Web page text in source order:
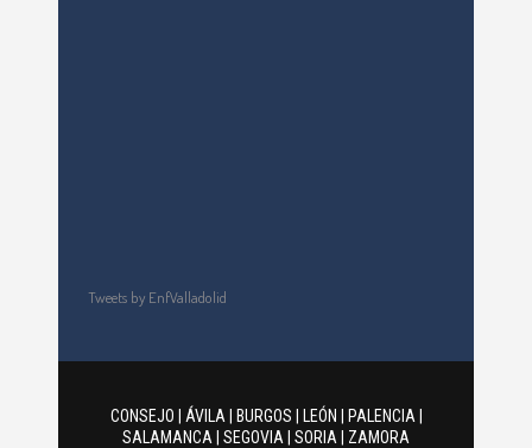
Tweets by EnfValladolid
CONSEJO ÁVILA BURGOS LEÓN PALENCIA
SALAMANCA
SEGOVIA SORIA ZAMORA